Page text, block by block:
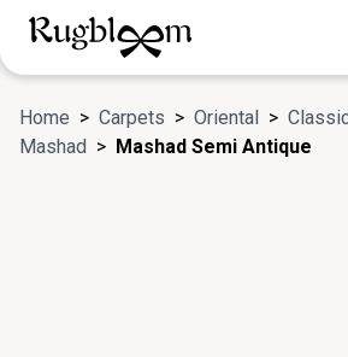
Home > Carpets > Oriental >
Mashad > Mashad Semi Antique